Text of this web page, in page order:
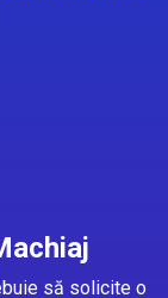
să solicite o